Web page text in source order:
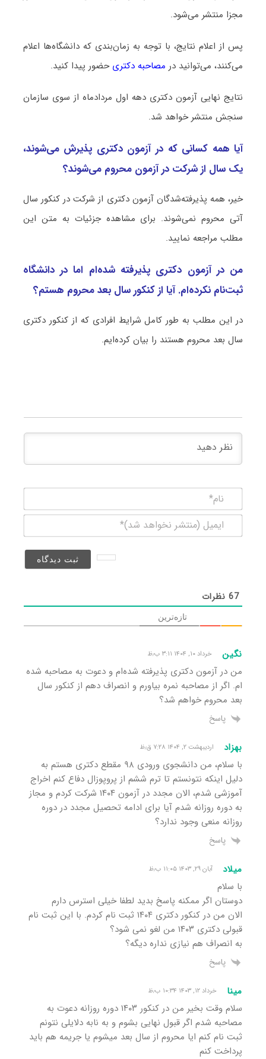
مجزا منتشر می‌شود.
پس از اعلام نتایج، با توجه به زمان‌بندی که دانشگاه‌ها اعلام
می‌کنند، می‌توانید در مصاحبه دکتری حضور پیدا کنید.
نتایج نهایی آزمون دکتری دهه اول مردادماه از سوی سازمان
سنجش منتشر خواهد شد.
آیا همه کسانی که در آزمون دکتری پذیرش می‌شوند،
یک سال از شرکت در آزمون محروم می‌شوند؟
خیر، همه پذیرفته‌شدگان آزمون دکتری از شرکت در کنکور سال
آتی محروم نمی‌شوند. برای مشاهده جزئیات به متن این
مطلب مراجعه نمایید.
من در آزمون دکتری پذیرفته شده‌ام اما در دانشگاه
ثبت‌نام نکرده‌ام. آیا از کنکور سال بعد محروم هستم؟
در این مطلب به طور کامل شرایط افرادی که از کنکور دکتری
سال بعد محروم هستند را بیان کرده‌ایم.
(منتشر
67نظرات
تازه‌ترین
نگین خرداد ۱۰, ۱۴۰۴ ۳:۱۱ ب٫ظ
من در آزمون دکتری پذیرفته شده‌ام و دعوت به مصاحبه شده
ام. اگر از مصاحبه نمره بیاورم و انصراف دهم از کنکور سال
بعد محروم خواهم شد؟
پاسخ
بهزاد اردیبهشت ۲, ۱۴۰۴ ۷:۲۸ ق٫ظ
با سلام، من دانشجوی ورودی ۹۸ مقطع دکتری هستم به
دلیل اینکه نتونستم تا ترم ششم از پروپوزال دفاع کنم اخراج
آموزشی شدم، الان مجدد در آزمون ۱۴۰۴ شرکت کردم و مجاز
به دوره روزانه شدم آیا برای ادامه تحصیل مجدد در دوره
روزانه منعی وجود ندارد؟
پاسخ
میلاد آبان ۲۹, ۱۴۰۳ ۱۱:۰۵ ب٫ظ
با سلام
دوستان اگر ممکنه پاسخ بدید لطفا خیلی استرس دارم
الان من در کنکور دکتری ۱۴۰۴ ثبت نام کردم. با این ثبت نام
قبولی دکتری ۱۴۰۳ من لغو نمی شود؟
به انصراف هم نیازی نداره دیگه؟
پاسخ
مینا خرداد ۱۲, ۱۴۰۳ ۱۰:۳۴ ب٫ظ
سلام وقت بخیر من در کنکور ۱۴۰۳ دوره روزانه دعوت به
مصاحبه شدم اگر قبول نهایی بشوم و به نابه دلایلی نتونم
ثبت نام کنم ایا محروم از سال بعد میشوم یا جریمه هم باید
پرداخت کنم